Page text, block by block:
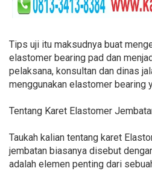
Tips uji itu maksudnya buat
elastomer bearing pad dan
pelaksana, konsultan dan dinas
menggunakan elastomer bearing
Tentang Karet Elastomer
Taukah kalian tentang karet
jembatan biasanya disebut
adalah elemen penting dari